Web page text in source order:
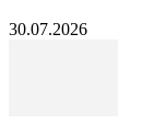
30.07.2026